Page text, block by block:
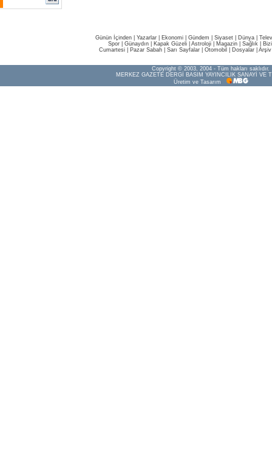
Günün İçinden Yazarlar Ekonomi Gündem Siyaset Dünya |
Spor
Günaydın Kapak Güzeli Astroloji Magazin Sağlık
Cumartesi
Pazar Sabah Sarı Sayfalar Otomobil Dosyalar Arşiv
Copyright © 2003, 2004 - Tüm hakları saklıdır.
MERKEZ GAZETE DERGİ BASIM YAYINCILIK SANAYİ VE
Üretim ve Tasarım